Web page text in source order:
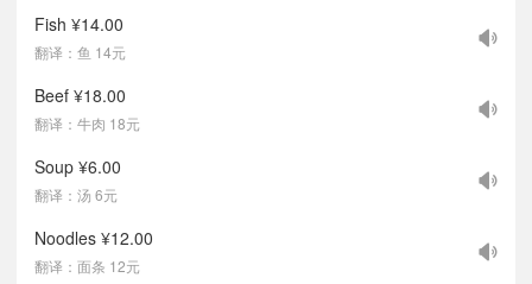
Fish ¥14.00
翻译：鱼 14元
Beef ¥18.00
翻译：牛肉 18元
Soup ¥6.00
翻译：汤 6元
Noodles ¥12.00
翻译：面条 12元